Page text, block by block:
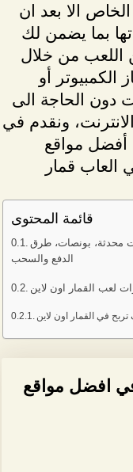
الا بعد ان
بما يضمن لك
اللعب من خلال
أو
دون الحاجة الى
ونقدم في
أفضل مواقع
العاب قمار
قائمة المحتوى
لاين للعرب 2026: مراجعات محدثة، بونصات، طرق
الدفع والسحب
لعب القمار اون لاين
في القمار اون لاين
في افضل مواقع